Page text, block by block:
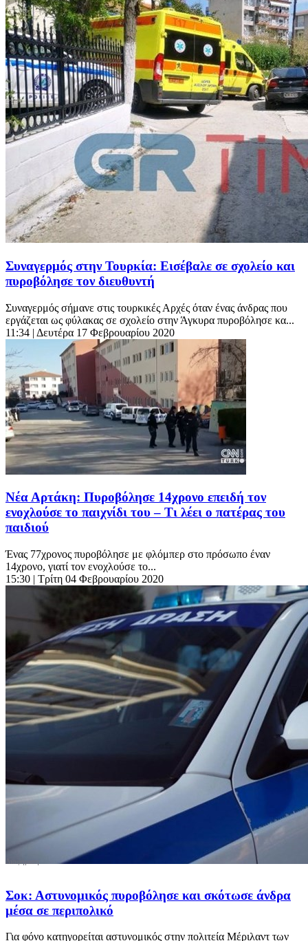
Συναγερμός στην Τουρκία: Εισέβαλε σε σχολείο και
πυροβόλησε τον διευθυντή
Συναγερμός σήμανε στις τουρκικές Αρχές όταν ένας άνδρας που
εργάζεται ως φύλακας σε σχολείο στην Άγκυρα πυροβόλησε κα...
11:34 | Δευτέρα 17 Φεβρουαρίου 2020
Νέα Αρτάκη: Πυροβόλησε 14χρονο επειδή τον
ενοχλούσε το παιχνίδι του – Τι λέει ο πατέρας του
παιδιού
Ένας 77χρονος πυροβόλησε με φλόμπερ στο πρόσωπο έναν
14χρονο, γιατί τον ενοχλούσε το...
15:30 | Τρίτη 04 Φεβρουαρίου 2020
Σοκ: Αστυνομικός πυροβόλησε και σκότωσε άνδρα
μέσα σε περιπολικό
Για φόνο κατηγορείται αστυνομικός στην πολιτεία Μέριλαντ των